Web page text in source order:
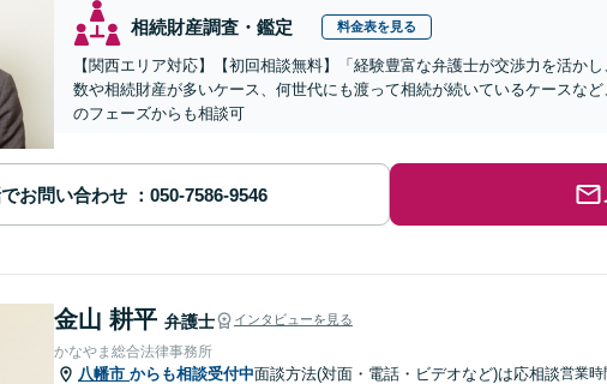
相続財産調査・鑑定 料金表を見る
【関西エリア対応】【初回相談無料】「経験豊富な弁護士が交渉力を活か
数や相続財産が多いケース、何世代にも渡って相続が続いているケースな
のフェーズからも相談可
お問い合わせ
金山 耕平 弁護士 インタビューを見る
かなやま総合法律事務所
八幡市 からも相談受付中面談方法(対面・電話・ビデオなど)は応相談営業時